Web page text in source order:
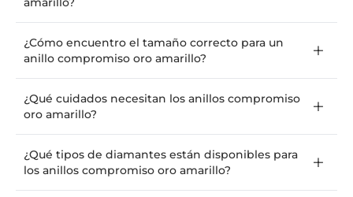
¿Cómo encuentro el tamaño correcto para un
anillo compromiso oro amarillo?
¿Qué cuidados necesitan los anillos compromiso
oro amarillo?
¿Qué tipos de diamantes están disponibles para
los anillos compromiso oro amarillo?